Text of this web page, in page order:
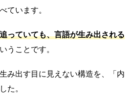
ています。
っていても、言語が生み出される
いうことです。
み出す目に見えない構造を、「内
た。